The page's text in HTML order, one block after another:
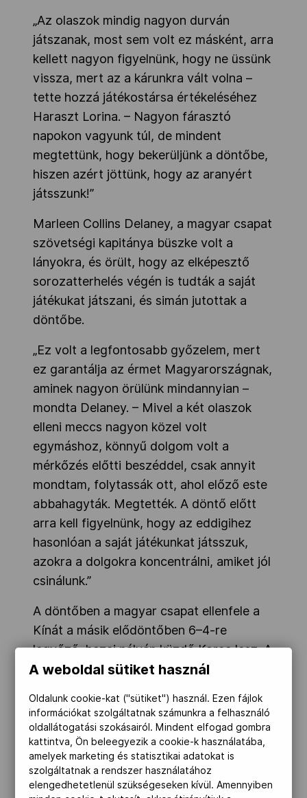
„Az olaszok mindig nagyon durván
játszanak, most sem volt ez másként, arra
kellett nagyon figyelnünk, hogy ne üssünk
vissza, mert az a kárunkra vált volna –
tette hozzá játékostársa értékeléséhez
Haraszt Lorina. – Nagyon fárasztó
napokon vagyunk túl, de mindent
megtettünk, hogy bekerüljünk a döntőbe,
hiszen azért jöttünk, hogy az aranyért
játsszunk!”
Marleen Collins Delaney, a magyar csapat
szövetségi kapitánya büszke volt a
lányokra, és örült, hogy az elképesztő
sorozatterhelés végén is tudták a saját
játékukat játszani, és simán jutottak a
döntőbe.
„Ez volt a legfontosabb győzelem, mert
ez garantálja az érmet Magyarországnak,
aminek nagyon örülünk mindannyian –
mondta Delaney. – Mivel a két olaszok
elleni meccs nagyon közel volt
egymáshoz, könnyű dolgom volt a
mérkőzés előtti beszéddel, csak annyit
mondtam, folytassák ott, ahol előző este
abbahagyták. Megtették. A döntő előtt
arra kell figyelnünk, hogy az eddigihez
hasonlóan a saját játékunkat játsszuk,
azokra a dolgokra koncentrálni, amiket jól
csinálunk.”
A döntőben a magyar csapat ellenfele a
Kínát a másik elődöntőben 6–4-re
legyőző, hazai pályán küzdő Korea lesz. A
csoportmérkőzések során egyszer már
ra nyertek a mieink.
A weboldal sütiket használ
Oldalunk cookie-kat ("sütiket") használ. Ezen fájlok
információkat szolgáltatnak számunkra a felhasználó
oldallátogatási szokásairól. Mindent elfogad gombra
kattintva, Ön beleegyezik a cookie-k használatába,
amelyek marketing és statisztikai adatokat is
szolgáltatnak a rendszer használatához
elengedhetetlenül szükségeseken kívül. Amennyiben